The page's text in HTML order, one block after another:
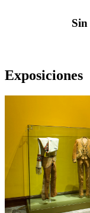
Sin
Exposiciones